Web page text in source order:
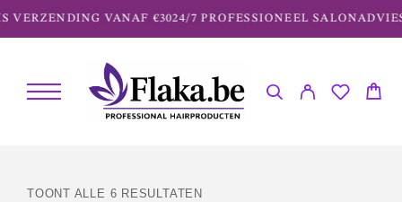
VERZENDING VANAF €3024/7 PROFESSIONEEL SALONADVIES
TOONT ALLE 6 RESULTATEN